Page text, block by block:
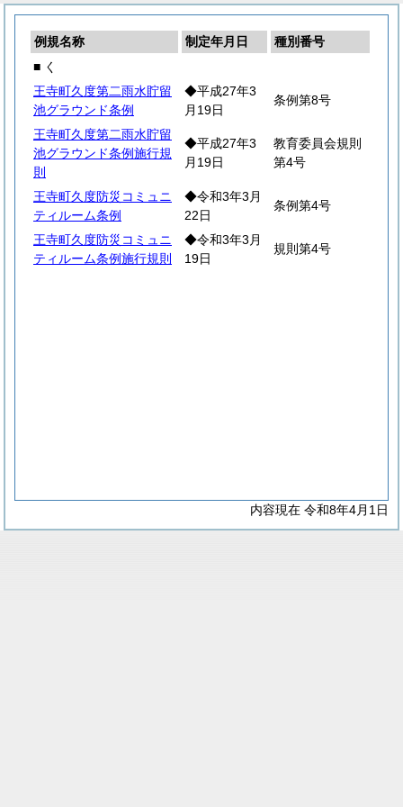
例規名称 制定年月日
種別番号
■ く
王寺町久度第二雨水貯留
池グラウンド条例
◆平成27年3
月19日
条例第8号
王寺町久度第二雨水貯留
池グラウンド条例施行規
則
◆平成27年3
月19日
教育委員会規則
第4号
王寺町久度防災コミュニ
ティルーム条例
◆令和3年3月
22日
条例第4号
王寺町久度防災コミュニ
ティルーム条例施行規則
◆令和3年3月
19日
規則第4号
内容現在 令和8年4月1日